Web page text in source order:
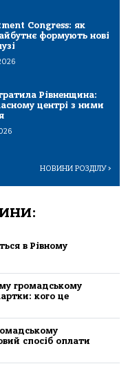
Congress: як
формують нові
Рівненщина:
центрі з ними
НОВИНИ РОЗДІЛУ>
в Рівному
громадському
кого це
спосіб оплати